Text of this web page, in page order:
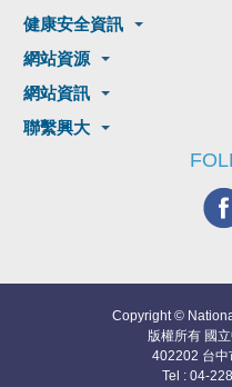
健康安全資訊
網站資源
網站資訊
聯繫興大
Copyright ©
版權所有 國
402202 台中
Tel : 04-